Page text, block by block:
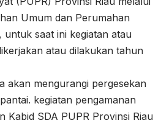
Umum dan Perumahan
saat ini kegiatan atau
atau dilakukan tahun
akan mengurangi pergesekan
kegiatan pengamanan
Kabid SDA PUPR Provinsi Riau